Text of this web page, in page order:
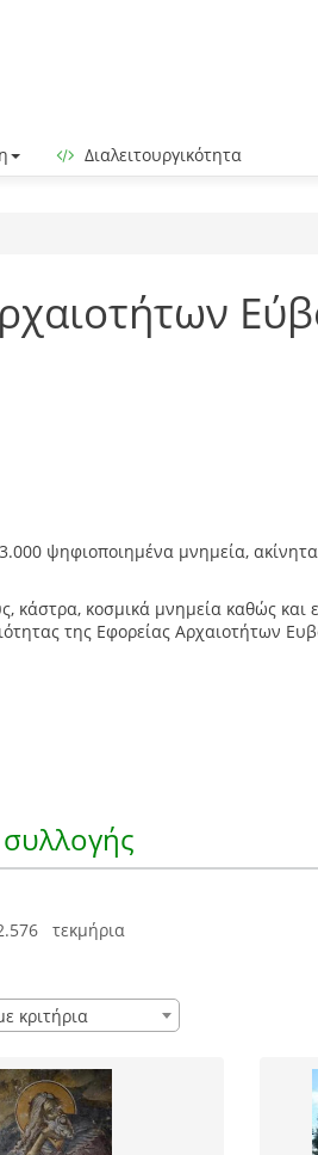
Διαλειτουργικότητα
ψηφιοποιημένα μνημεία,
κάστρα, κοσμικά μνημεία καθώς
της Εφορείας Αρχαιοτήτων
τεκμήρια
κριτήρια